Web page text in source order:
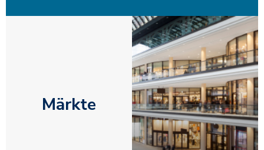
Märkte